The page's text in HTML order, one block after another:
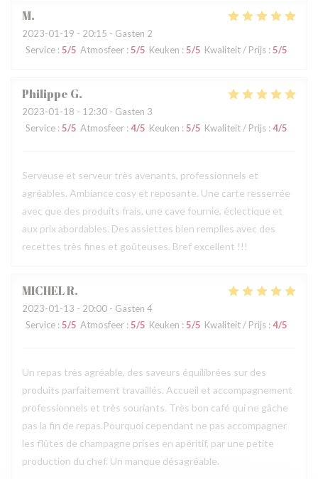
M
2023-01-19 - 20:15 - Gasten 2
Service : 5/5 Atmosfeer : 5/5 Keuken : 5/5 Kwaliteit / Prijs : 5/5
Philippe G
2023-01-18 - 12:30 - Gasten 3
Service : 5/5 Atmosfeer : 4/5 Keuken : 5/5 Kwaliteit / Prijs : 4/5
Serveuse et serveur très avenants, professionnels et
agréables. Ambiance cosy et reposante. Une carte resserrée
avec que des produits frais, une cave fournie, éclectique et
aux prix abordables. Des assiettes bien remplies avec des
recettes très fines et goûteuses. Bref excellent !!!
MICHELR
2023-01-13 - 20:00 - Gasten 4
Service : 5/5 Atmosfeer : 5/5 Keuken : 5/5 Kwaliteit / Prijs : 4/5
Un repas très agréable, des saveurs équilibrées sur des
produits parfaitement travaillés. Accueil et accompagnement
professionnels et très souriants. Très bon café qui ne gâche
pas la fin de repas.Pourquoi cependant ne pas accompagner
les flûtes de champagne prises en apéritif, par une petite
production du chef. Un manque désagréable.